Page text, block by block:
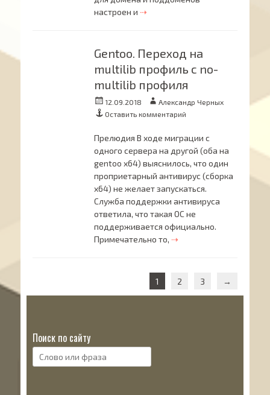
настроен и ⇢
Gentoo. Переход на
multilib профиль с no-
multilib профиля
Опубликовано
12.09.2018 АвторАлександр Черных
Оставить комментарий
Прелюдия В ходе миграции с
одного сервера на другой (оба на
gentoo x64) выяснилось, что один
проприетарный антивирус (сборка
x64) не желает запускаться.
Служба поддержки антивируса
ответила, что такая ОС не
поддерживается официально.
Примечательно то, ⇢
1 2 3 →
Поиск по сайту
Поиск: